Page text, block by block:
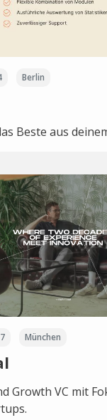
Berlin
Beste aus
München
Growth VC mit